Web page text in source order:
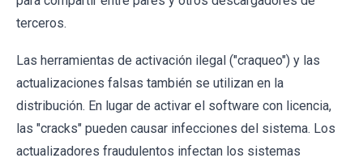
terceros.
Las herramientas de activación ilegal ("craqueo") y las
actualizaciones falsas también se utilizan en la
distribución. En lugar de activar el software con licencia,
las "cracks" pueden causar infecciones del sistema. Los
actualizadores fraudulentos infectan los sistemas